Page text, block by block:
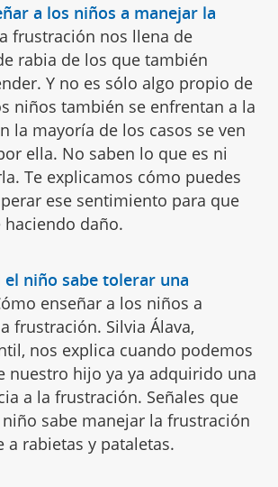
a los niños a manejar la
frustración nos llena de
rabia de los que también
Y no es sólo algo propio de
niños también se enfrentan a la
la mayoría de los casos se ven
ella. No saben lo que es ni
Te explicamos cómo puedes
ese sentimiento para que
daño.
el niño sabe tolerar una
enseñar a los niños a
frustración. Silvia Álava,
nos explica cuando podemos
nuestro hijo ya ya adquirido una
a la frustración. Señales que
sabe manejar la frustración
a rabietas y pataletas.